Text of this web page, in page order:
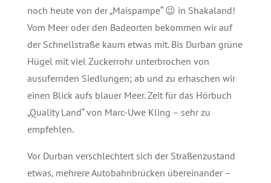
noch heute von der „Maispampe“ 😉 in Shakaland!
Vom Meer oder den Badeorten bekommen wir auf
der Schnellstraße kaum etwas mit. Bis Durban grüne
Hügel mit viel Zuckerrohr unterbrochen von
ausufernden Siedlungen; ab und zu erhaschen wir
einen Blick aufs blauer Meer. Zeit für das Hörbuch
„Quality Land“ von Marc-Uwe Kling – sehr zu
empfehlen.
Vor Durban verschlechtert sich der Straßenzustand
etwas, mehrere Autobahnbrücken übereinander –